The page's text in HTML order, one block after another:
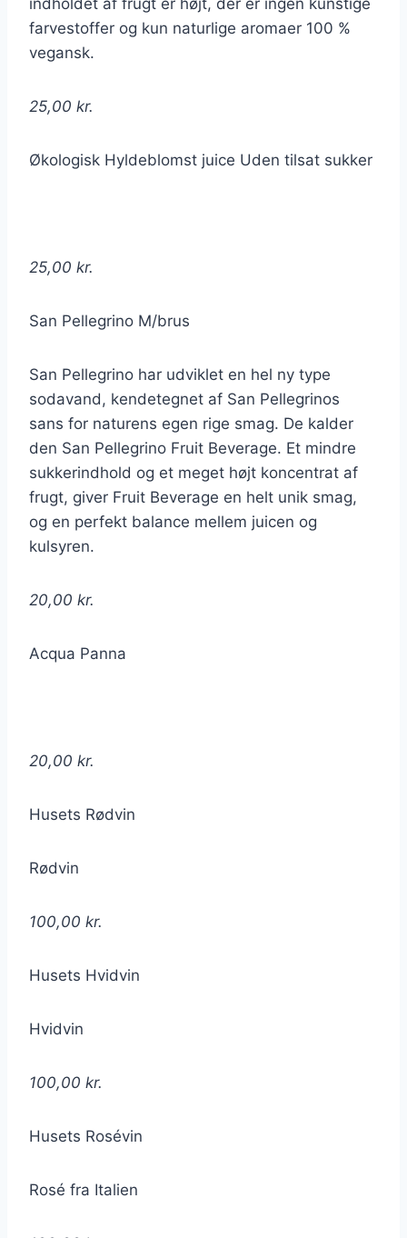
indholdet af frugt er højt, der er ingen kunstige
farvestoffer og kun naturlige aromaer 100 %
vegansk.
25,00 kr.
Økologisk Hyldeblomst juice Uden tilsat sukker
25,00 kr.
San Pellegrino M/brus
San Pellegrino har udviklet en hel ny type
sodavand, kendetegnet af San Pellegrinos
sans for naturens egen rige smag. De kalder
den San Pellegrino Fruit Beverage. Et mindre
sukkerindhold og et meget højt koncentrat af
frugt, giver Fruit Beverage en helt unik smag,
og en perfekt balance mellem juicen og
kulsyren.
20,00 kr.
Acqua Panna
20,00 kr.
Husets Rødvin
Rødvin
100,00 kr.
Husets Hvidvin
Hvidvin
100,00 kr.
Husets Rosévin
Rosé fra Italien